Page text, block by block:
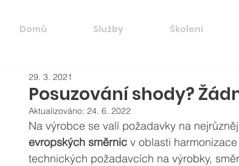
Domů Služby Školení
Posuzování shody?
29. 3. 2021
Aktualizováno: 24. 6. 2022
Na výrobce se valí požadavky na
evropských směrnic v oblasti
technických požadavcích na výrobky,